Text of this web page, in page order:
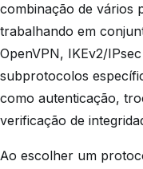
combinação de vários
trabalhando em
OpenVPN, IKEv2/
subprotocolos
como autenticação,
verificação de
Ao escolher um